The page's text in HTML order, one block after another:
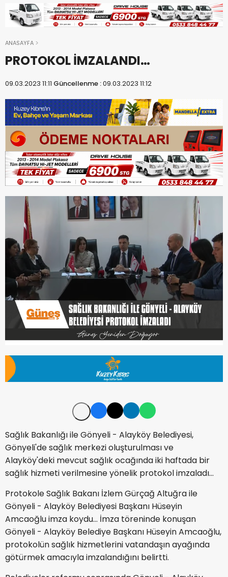
ANASAYFA
PROTOKOL İMZALANDI…
09.03.2023 11:11 Güncellenme :09.03.2023 11:12
Sağlık Bakanlığı ile Gönyeli - Alayköy Belediyesi,
Gönyeli'de sağlık merkezi oluşturulması ve
Alayköy'deki mevcut sağlık ocağında iki haftada bir
sağlık hizmeti verilmesine yönelik protokol imzaladı...
Protokole Sağlık Bakanı İzlem Gürçağ Altuğra ile
Gönyeli - Alayköy Belediyesi Başkanı Hüseyin
Amcaoğlu imza koydu... İmza töreninde konuşan
Gönyeli - Alayköy Belediye Başkanı Hüseyin Amcaoğlu,
protokolün sağlık hizmetlerini vatandaşın ayağında
götürmek amacıyla imzalandığını belirtti.